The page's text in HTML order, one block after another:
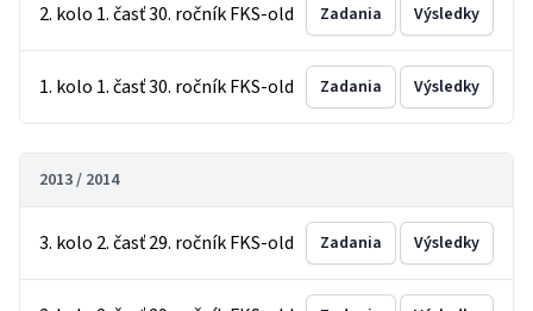
2. kolo 1. časť 30. ročník FKS-old Zadania Výsledky
1. kolo 1. časť 30. ročník FKS-old Zadania Výsledky
2013 / 2014
3. kolo 2. časť 29. ročník FKS-old Zadania Výsledky